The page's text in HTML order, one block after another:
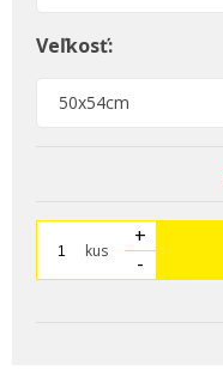
Veľkosť:
50x54cm
kus
+
-